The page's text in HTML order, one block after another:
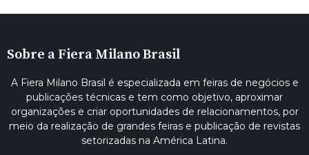
Sobre a Fiera Milano Brasil
A Fiera Milano Brasil é especializada em feiras de negócios e
publicações técnicas e tem como objetivo, aproximar
organizações e criar oportunidades de relacionamentos, por
meio da realização de grandes feiras e publicação de revistas
setorizadas na América Latina.